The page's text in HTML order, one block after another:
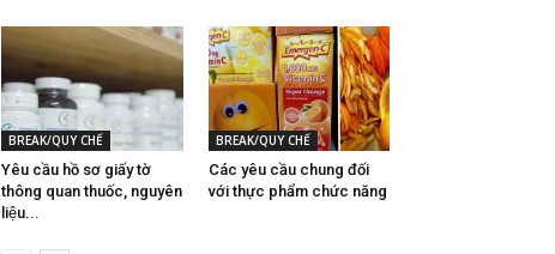
BREAK/QUY CHẾ
Yêu cầu hồ sơ giấy tờ
thông quan thuốc, nguyên
liệu...
BREAK/QUY CHẾ
Các yêu cầu chung đối
với thực phẩm chức năng